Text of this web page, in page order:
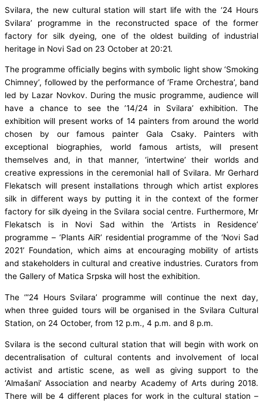
Svilara, the new cultural station will start life with the ‘24 Hours
Svilara’ programme in the reconstructed space of the former
factory for silk dyeing, one of the oldest building of industrial
heritage in Novi Sad on 23 October at 20:21.
The programme officially begins with symbolic light show ‘Smoking
Chimney’, followed by the performance of ‘Frame Orchestra’, band
led by Lazar Novkov. During the music programme, audience will
have a chance to see the ’14/24 in Svilara’ exhibition. The
exhibition will present works of 14 painters from around the world
chosen by our famous painter Gala Csaky. Painters with
exceptional biographies, world famous artists, will present
themselves and, in that manner, ‘intertwine’ their worlds and
creative expressions in the ceremonial hall of Svilara. Mr Gerhard
Flekatsch will present installations through which artist explores
silk in different ways by putting it in the context of the former
factory for silk dyeing in the Svilara social centre. Furthermore, Mr
Flekatsch is in Novi Sad within the ‘Artists in Residence’
programme – ‘Plants AiR’ residential programme of the ‘Novi Sad
2021’ Foundation, which aims at encouraging mobility of artists
and stakeholders in cultural and creative industries. Curators from
the Gallery of Matica Srpska will host the exhibition.
The ‘”24 Hours Svilara’ programme will continue the next day,
when three guided tours will be organised in the Svilara Cultural
Station, on 24 October, from 12 p.m., 4 p.m. and 8 p.m.
Svilara is the second cultural station that will begin with work on
decentralisation of cultural contents and involvement of local
activist and artistic scene, as well as giving support to the
‘Almašani’ Association and nearby Academy of Arts during 2018.
There will be 4 different places for work in the cultural station –